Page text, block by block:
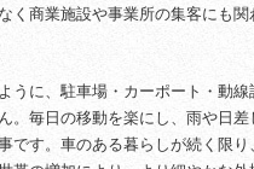
く商業施設や事業所の集客にも
うに、駐車場・カーポート・動
。毎日の移動を楽にし、雨や日
です。車のある暮らしが続く限